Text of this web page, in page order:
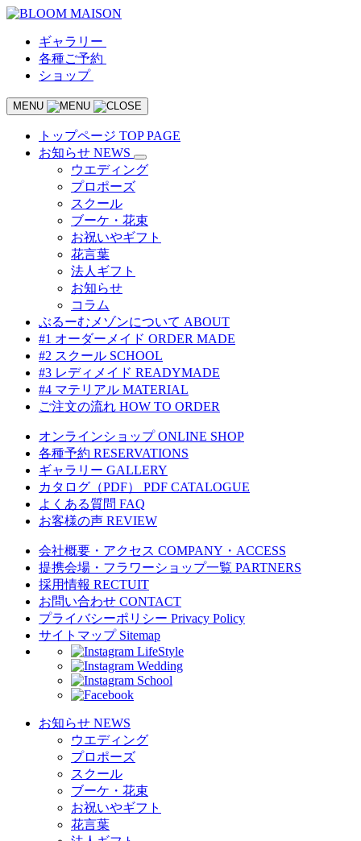
ギャラリー
各種ご予約
ショップ
MENU
トップページ TOP PAGE
お知らせ NEWS
ウエディング
プロポーズ
スクール
ブーケ・花束
お祝いやギフト
花言葉
法人ギフト
お知らせ
コラム
ぶるーむメゾンについて ABOUT
#1 オーダーメイド ORDER MADE
#2 スクール SCHOOL
#3 レディメイド READYMADE
#4 マテリアル MATERIAL
ご注文の流れ HOW TO ORDER
オンラインショップ ONLINE SHOP
各種予約 RESERVATIONS
ギャラリー GALLERY
カタログ（PDF）
PDF CATALOGUE
よくある質問 FAQ
お客様の声 REVIEW
会社概要・アクセス COMPANY・ACCESS
提携会場・フラワーショップ一覧 PARTNERS
採用情報 RECTUIT
お問い合わせ CONTACT
プライバシーポリシー Privacy Policy
サイトマップ Sitemap
LifeStyle
Wedding
School
お知らせ NEWS
ウエディング
プロポーズ
スクール
ブーケ・花束
お祝いやギフト
花言葉